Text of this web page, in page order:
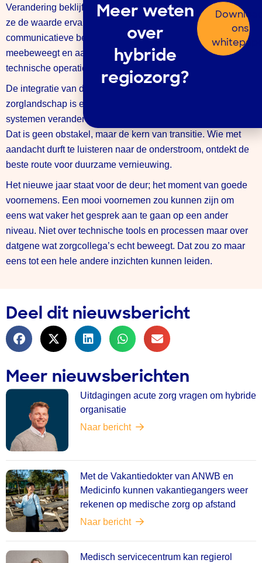
Verandering beklijft niet als mensen ietsmoeten , maar als
ze de waarde ervan inzien. Dat vraagt om een
communicatieve benadering die niet duwt, maar
meebeweegt en aansluit. Digitale zorg integreren is geen
technische operatie, maar een proces van collectief leren.
De integratie van digitale zorg in het Nederlandse
zorglandschap is een proces van systeemverandering. Waar
systemen veranderen, komen overtuigingen in beweging.
Dat is geen obstakel, maar de kern van transitie. Wie met
aandacht durft te luisteren naar de onderstroom, ontdekt de
beste route voor duurzame vernieuwing.
Het nieuwe jaar staat voor de deur; het moment van goede
voornemens. Een mooi voornemen zou kunnen zijn om
eens wat vaker het gesprek aan te gaan op een ander
niveau. Niet over technische tools en processen maar over
datgene wat zorgcollega’s echt beweegt. Dat zou zo maar
eens tot een hele andere inzichten kunnen leiden.
Deel dit nieuwsbericht
Meer nieuwsberichten
Uitdagingen acute zorg vragen om hybride
organisatie
Naar bericht
Met de Vakantiedokter van ANWB en
Medicinfo kunnen vakantiegangers weer
rekenen op medische zorg op afstand
Naar bericht
Medisch servicecentrum kan regierol
Meer weten
over
hybride
regiozorg?
ons